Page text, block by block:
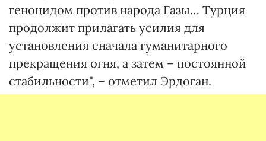
геноцидом против народа Газы… Турция
продолжит прилагать усилия для
установления сначала гуманитарного
прекращения огня, а затем – постоянной
стабильности", – отметил Эрдоган.